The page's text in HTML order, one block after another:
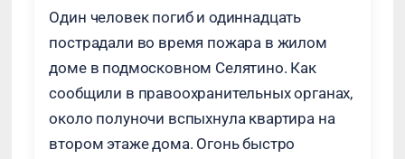
Один человек погиб и одиннадцать
пострадали во время пожара в жилом
доме в подмосковном Селятино. Как
сообщили в правоохранительных органах,
около полуночи вспыхнула квартира на
втором этаже дома. Огонь быстро